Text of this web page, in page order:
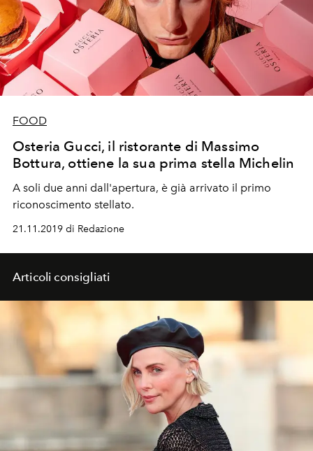
FOOD
Osteria Gucci, il ristorante di Massimo
Bottura, ottiene la sua prima stella Michelin
A soli due anni dall'apertura, è già arrivato il primo
riconoscimento stellato.
21.11.2019 di Redazione
Articoli consigliati